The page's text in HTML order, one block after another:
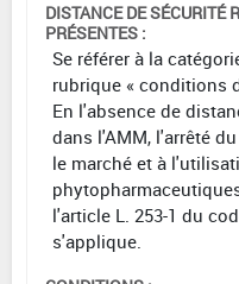
DISTANCE DE SÉCURITÉ
PRÉSENTES :
Se référer à la
rubrique « conditions
En l'absence de
dans l'AMM, l'arrêté
le marché et à
l'article L. 253-1 du
s'applique.